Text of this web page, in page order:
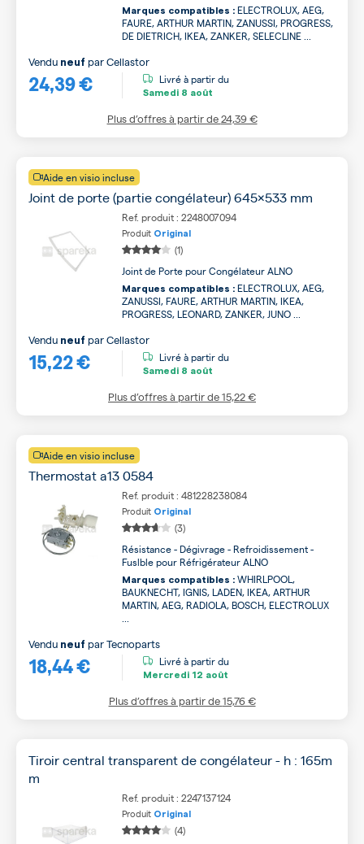
Marques compatibles : ELECTROLUX, AEG,
FAURE, ARTHUR MARTIN, ZANUSSI, PROGRESS,
DE DIETRICH, IKEA, ZANKER, SELECLINE ...
24,39 €
Vendu neuf parCellastor
Livré à partir du
Samedi 8 août
Plus d’offres à partir de24,39 €
Aide en visio incluse
Joint de porte (partie congélateur) 645x533 mm
Ref. produit : 2248007094
Produit Original
(1)
Joint de Porte pour Congélateur ALNO
Marques compatibles : ELECTROLUX, AEG,
ZANUSSI, FAURE, ARTHUR MARTIN, IKEA,
PROGRESS, LEONARD, ZANKER, JUNO ...
15,22 €
Vendu neuf parCellastor
Livré à partir du
Samedi 8 août
Plus d’offres à partir de15,22 €
Aide en visio incluse
Thermostat a13 0584
Ref. produit : 481228238084
Produit Original
(3)
Résistance - Dégivrage - Refroidissement -
Fuslble pour Réfrigérateur ALNO
Marques compatibles : WHIRLPOOL,
BAUKNECHT, IGNIS, LADEN, IKEA, ARTHUR
MARTIN, AEG, RADIOLA, BOSCH, ELECTROLUX
18,44 €
Vendu neuf parTecnoparts
Livré à partir du
Mercredi 12 août
Plus d’offres à partir de15,76 €
Tiroir central transparent de congélateur - h : 165m
m
Ref. produit : 2247137124
Produit Original
(4)